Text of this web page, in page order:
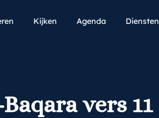
Kijken Agenda Diensten
vers 11